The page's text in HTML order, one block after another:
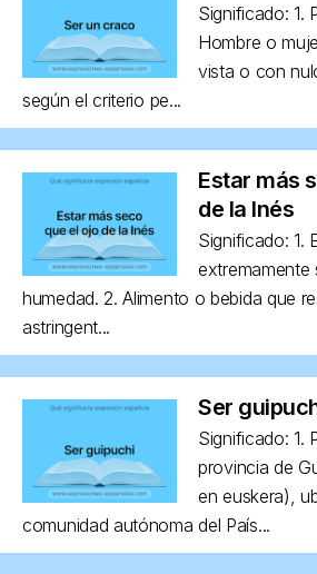
Significado: 1.
Hombre o
vista o con
según el criterio pe...
Estar más
de la Inés
Significado: 1.
extremamente
humedad. 2. Alimento o bebida que
astringent...
Ser
Significado: 1.
provincia de
en euskera),
comunidad autónoma del País...